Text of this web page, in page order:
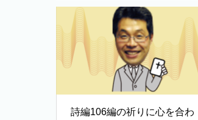
詩編106編の祈りに心を合わ